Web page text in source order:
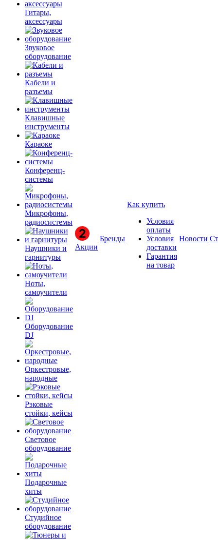
Гитары,
аксессуары
Звуковое
оборудование
Кабели и
разъемы
Клавишные
инструменты
Караоке
Конференц-
системы
Микрофоны,
радиосистемы
Наушники и
гарнитуры
Ноты,
самоучители
Оборудование
DJ
Оркестровые,
народные
Рэковые
стойки, кейсы
Световое
оборудование
Подарочные
хиты
Студийное
оборудование
Акции
Бренды
Как купить
Условия
оплаты
Условия
доставки
Гарантия
на товар
Новости